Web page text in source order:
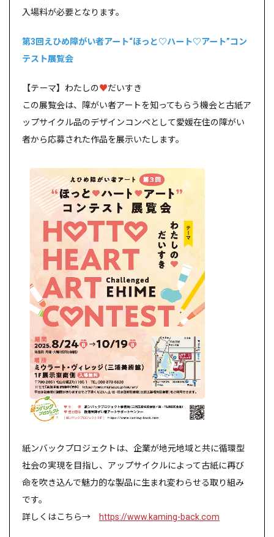
入場料が必要となります。
第3回えひめ障がい者アート“ほっと♡ハート♡アート”コン
テスト展覧会
【テーマ】わたしの♥だいすき
この展覧会は、障がい者アートを知ってもらう機会と古紙ア
ップサイクル品のデザインコンペとして愛媛在住の障がい
者から応募された作品を展示いたします。
紙ンバックプロジェクトは、企業が地元地域と共に循環型
社会の実現を目指し、アップサイクルによって古紙に再び
命を吹き込んで魅力的な製品に生まれ変わらせる取り組み
です。
詳しくはこちら→
https://www.kaming-back.com